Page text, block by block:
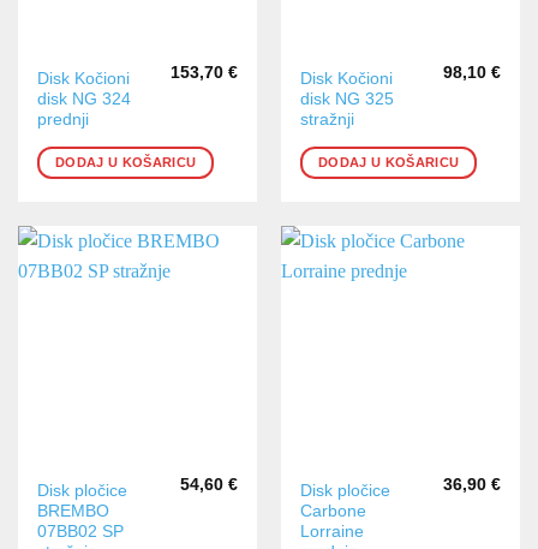
Disk Kočioni
disk NG 324
prednji
153,70 €
DODAJ U KOŠARICU
Disk Kočioni
disk NG 325
stražnji
98,10 €
DODAJ U KOŠARICU
Disk pločice
BREMBO
07BB02 SP
54,60 €
Disk pločice
Carbone
Lorraine
36,90 €